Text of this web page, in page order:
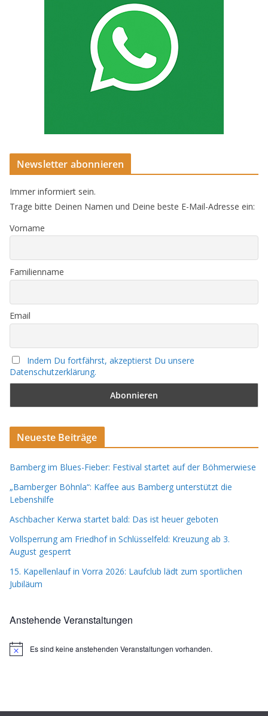
Newsletter abonnieren
Immer informiert sein.
Trage bitte Deinen Namen und Deine beste E-Mail-Adresse ein:
Vorname
Familienname
Email
Indem Du fortfährst, akzeptierst Du unsere
Datenschutzerklärung.
Neueste Beiträge
Bamberg im Blues-Fieber: Festival startet auf der Böhmerwiese
„Bamberger Böhnla“: Kaffee aus Bamberg unterstützt die
Lebenshilfe
Aschbacher Kerwa startet bald: Das ist heuer geboten
Vollsperrung am Friedhof in Schlüsselfeld: Kreuzung ab 3.
August gesperrt
15. Kapellenlauf in Vorra 2026: Laufclub lädt zum sportlichen
Jubiläum
Anstehende Veranstaltungen
H
s
Es sind keine anstehenden Veranstaltungen vorhanden.